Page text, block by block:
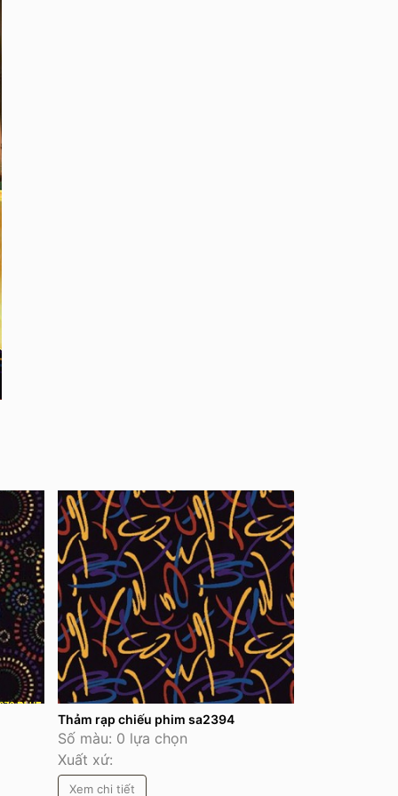
Thảm rạp chiếu phim sa2394
Số màu: 0 lựa chọn
Xuất xứ:
Xem chi tiết